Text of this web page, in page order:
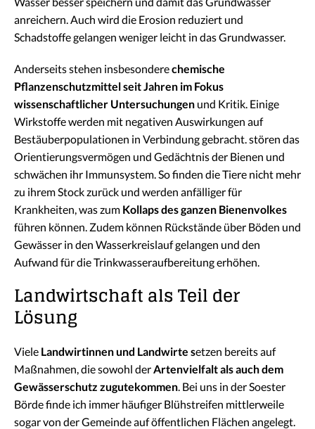
anreichern. Auch wird die Erosion reduziert und
Schadstoffe gelangen weniger leicht in das Grundwasser.
Anderseits stehen insbesonderechemische
Pflanzenschutzmittel seit Jahren im Fokus
wissenschaftlicher Untersuchungen und Kritik. Einige
Wirkstoffe werden mit negativen Auswirkungen auf
Bestäuberpopulationen in Verbindung gebracht. stören das
Orientierungsvermögen und Gedächtnis der Bienen und
schwächen ihr Immunsystem. So finden die Tiere nicht mehr
zu ihrem Stock zurück und werden anfälliger für
Krankheiten, was zum Kollaps des ganzen Bienenvolkes
führen können. Zudem können Rückstände über Böden und
Gewässer in den Wasserkreislauf gelangen und den
Aufwand für die Trinkwasseraufbereitung erhöhen.
Landwirtschaft als Teil der
Lösung
Viele Landwirtinnen und Landwirte setzen bereits auf
Maßnahmen, die sowohl derArtenvielfalt als auch dem
Gewässerschutz zugutekommen. Bei uns in der Soester
Börde finde ich immer häufiger Blühstreifen mittlerweile
sogar von der Gemeinde auf öffentlichen Flächen angelegt.